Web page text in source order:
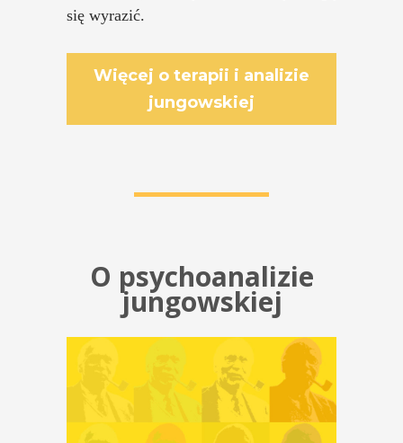
się wyrazić.
Więcej o terapii i analizie
jungowskiej
O psychoanalizie
jungowskiej